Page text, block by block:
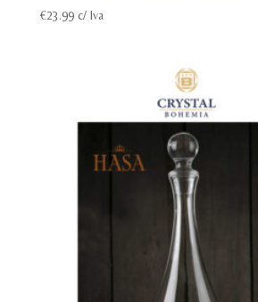
€23.99 c/ Iva